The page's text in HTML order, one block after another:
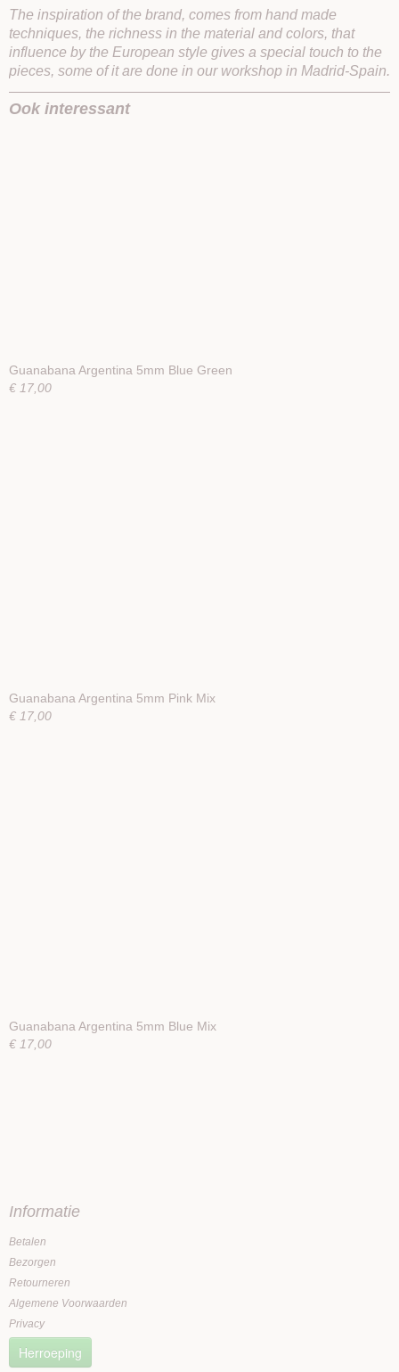
The inspiration of the brand, comes from hand made
techniques, the richness in the material and colors, that
influence by the European style gives a special touch to the
pieces, some of it are done in our workshop in Madrid-Spain.
Ook interessant
Guanabana Argentina 5mm Blue Green
€ 17,00
Guanabana Argentina 5mm Pink Mix
€ 17,00
Guanabana Argentina 5mm Blue Mix
€ 17,00
Informatie
Betalen
Bezorgen
Retourneren
Algemene Voorwaarden
Privacy
Herroeping